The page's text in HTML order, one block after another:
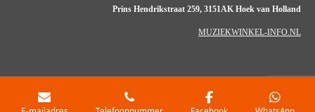
Prins Hendrikstraat 259, 3151AK Hoek van Holland
MUZIEKWINKEL-INFO.NL